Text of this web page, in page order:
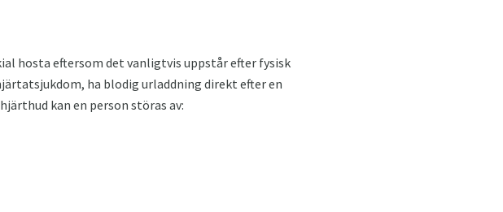
hosta eftersom det vanligtvis uppstår efter fysisk
ha blodig urladdning direkt efter en
kan en person störas av: